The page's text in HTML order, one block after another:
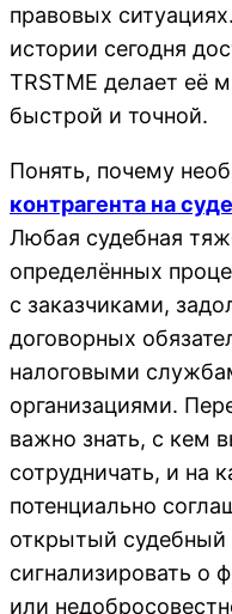
правовых
истории сегодня
TRSTME делает её
быстрой и точной.
Понять, почему
контрагента на
Любая судебная
определённых
с заказчиками,
договорных
налоговыми
организациями.
важно знать, с кем
сотрудничать, и на
потенциально
открытый
сигнализировать о
или